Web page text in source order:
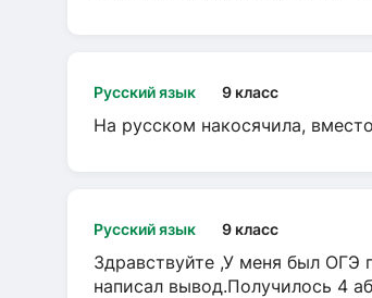
Русский язык 9 класс
На русском накосячила,
Русский язык 9 класс
Здравствуйте ,У меня был ОГЭ
написал вывод.Получилось 4